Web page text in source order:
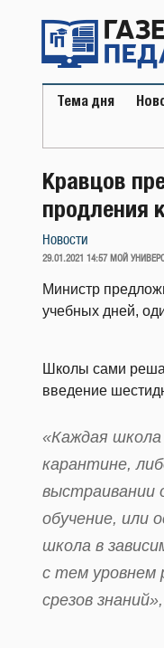
содержимому
Тема дня
Кравцов
продления
Новости
ОПУБЛИКОВАНО
29.01.2021 14:57 МОЙ
Министр
учебных дней,
Школы сами
введение
«Каждая школа
карантине,
выстраивании
обучение, или
школа в
с тем уровнем
срезов